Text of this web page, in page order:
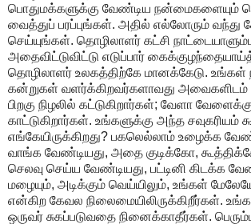
பொதுமக்களுக்கு வேண்டிய
வைத்துப் பரப்புங்கள். அதில் எல்லோரும் வந்து
செய்யுங்கள். தொழிலாளர் கட்சி
அதைவிட்டுவிட்டு எடுப்பார் கைக்குழந்தையாய்த்
தொழிலாளர் உலகத்திற்கே மானக்கேடு. உங்கள்
கன்றுகள் வளர்க்கிறவர்களாவது
பிறகு நிழலில் கட்டுகிறார்கள்; வேளா
காட்டுகிறார்கள். உங்களுக்கு அந்த சவுகரியம்
எங்கேயிருக்கிறது? பகலெல்லாம் உழைக்க
வாங்க வேண்டியது, அதை குடிக்கோ,
செலவு செய்ய வேண்டியது, பட்டினி கிடக்க
மழையும், அடிக்கும் வெய்யிலும், உங்கள்
என்கிற கேவல நிலைமையிலிருக்கிறீர்கள்.
ஒருவர் சுகப்படுவதை நினைக்காதீர்கள்.